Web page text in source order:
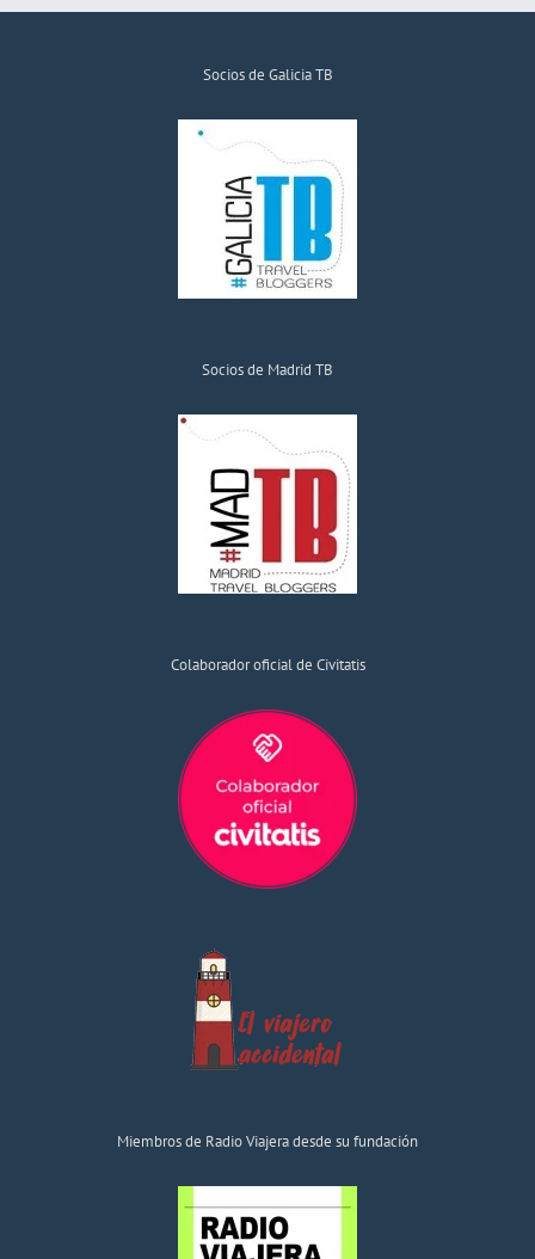
Socios de Galicia TB
Socios de Madrid TB
Colaborador oficial de Civitatis
Miembros de Radio Viajera desde su fundación